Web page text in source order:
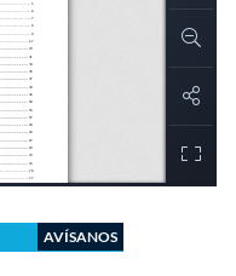
AVÍSANOS